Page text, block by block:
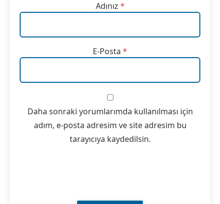
Adınız *
E-Posta *
Daha sonraki yorumlarımda kullanılması için
adım, e-posta adresim ve site adresim bu
tarayıcıya kaydedilsin.